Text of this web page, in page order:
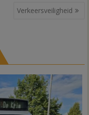
Verkeersveiligheid